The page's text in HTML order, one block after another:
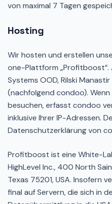
von maximal 7 Tagen
Hosting
Wir hosten und erstellen
one-Plattform
Systems OOD, Rilski
(nachfolgend condoo). Wenn
besuchen, erfasst condoo
inklusive Ihrer IP-Adressen.
Datenschutzerklärung von
Profitboost ist eine White-
HighLevel Inc., 400 North
Texas 75201, USA. Insofern
final auf Servern, die sich in